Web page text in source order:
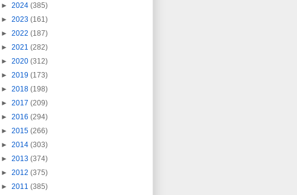
► 2024 (385)
► 2023 (161)
► 2022 (187)
► 2021 (282)
► 2020 (312)
► 2019 (173)
► 2018 (198)
► 2017 (209)
► 2016 (294)
► 2015 (266)
► 2014 (303)
► 2013 (374)
► 2012 (375)
► 2011 (385)